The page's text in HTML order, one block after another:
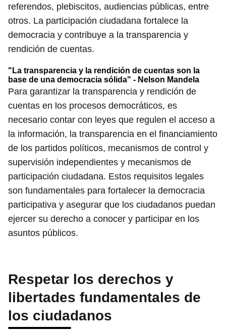
referendos, plebiscitos, audiencias públicas, entre
otros. La participación ciudadana fortalece la
democracia y contribuye a la transparencia y
rendición de cuentas.
"La transparencia y la rendición de cuentas son la
base de una democracia sólida" - Nelson Mandela
Para garantizar la transparencia y rendición de
cuentas en los procesos democráticos, es
necesario contar con leyes que regulen el acceso a
la información, la transparencia en el financiamiento
de los partidos políticos, mecanismos de control y
supervisión independientes y mecanismos de
participación ciudadana. Estos requisitos legales
son fundamentales para fortalecer la democracia
participativa y asegurar que los ciudadanos puedan
ejercer su derecho a conocer y participar en los
asuntos públicos.
Respetar los derechos y
libertades fundamentales de
los ciudadanos